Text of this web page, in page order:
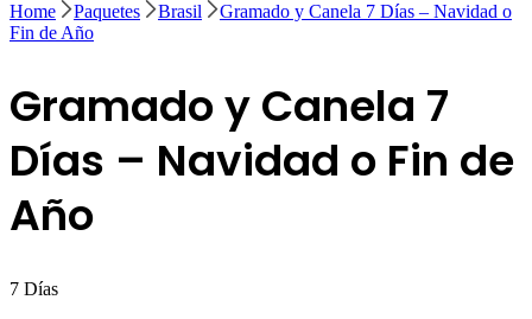
Home Paquetes Brasil
Gramado y Canela 7 Días – Navidad o
Fin de Año
Gramado y Canela 7
Días – Navidad o Fin de
Año
7 Días